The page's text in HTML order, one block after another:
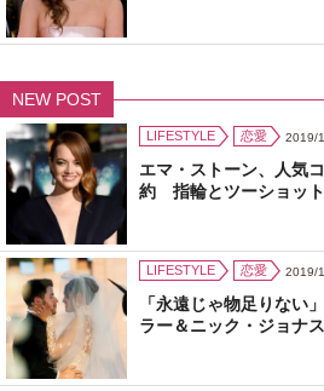
NEW POST
LIFESTYLE 恋愛 2019/
エマ・ストーン、人気
約 指輪とツーショッ
LIFESTYLE 恋愛 2019/
「永遠じゃ物足りな
ラー＆ニック・ジョナ